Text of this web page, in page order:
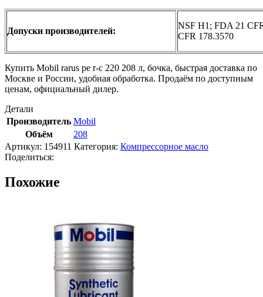
Дoпуски прoизвoдителей:
NSF H1; FDA 21
CFR 178.3570
Купить Mobil rarus pe r-c 220 208 л, бочка, быстрая доставка по
Москве и России, удобная обработка. Продаём по доступным
ценам, официальный дилер.
Детали
Производитель Mobil
Объём
208
Артикул: 154911 Категория: Компрессорное масло
Поделиться:
Похожие